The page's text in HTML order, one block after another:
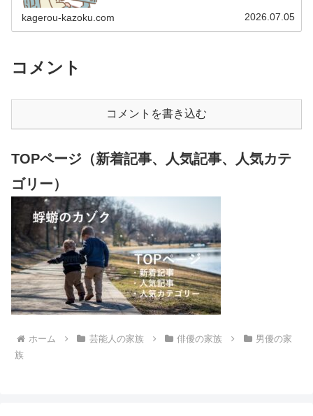
kagerou-kazoku.com 2026.07.05
コメント
コメントを書き込む
TOPページ（新着記事、人気記事、人気カテ
ゴリー）
ホーム 芸能人の家族 俳優の家族
男優の家
族